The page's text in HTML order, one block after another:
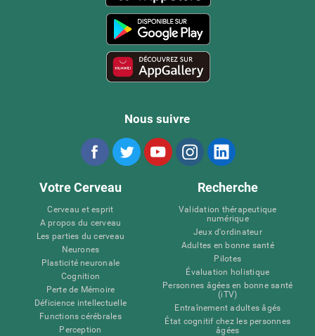
Nous suivre
Votre Cerveau
Cerveau et esprit
A propos du cerveau
Les parties du cerveau
Neurones
Plasticité neuronale
Cognition
Perte de Mémoire
Déficience intellectuelle
Functions cérébrales
Perception
Recherche
Validation thérapeutique
numérique
Jeux d'ordinateur
Adultes en bonne santé
Pilotes
Évaluation holistique
Personnes âgées en bonne santé
(iTV)
Entraînement adultes âgés
État cognitif chez les personnes
âgées